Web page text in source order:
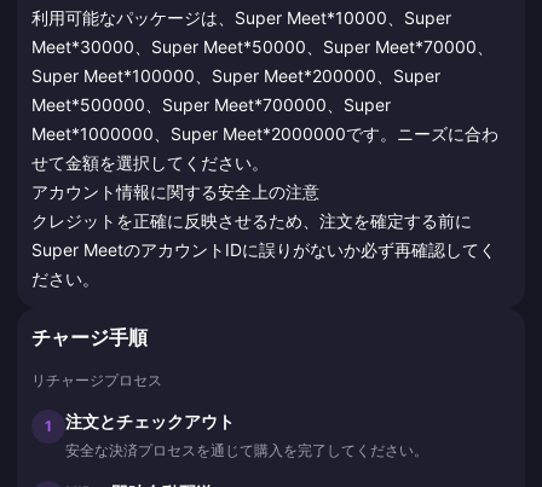
利用可能なパッケージは、Super Meet*10000、Super
Meet*30000、Super Meet*50000、Super Meet*70000、
Super Meet*100000、Super Meet*200000、Super
Meet*500000、Super Meet*700000、Super
Meet*1000000、Super Meet*2000000です。ニーズに合わ
せて金額を選択してください。
アカウント情報に関する安全上の注意
クレジットを正確に反映させるため、注文を確定する前に
Super MeetのアカウントIDに誤りがないか必ず再確認してく
ださい。
チャージ手順
リチャージプロセス
1 注文とチェックアウト
安全な決済プロセスを通じて購入を完了してください。